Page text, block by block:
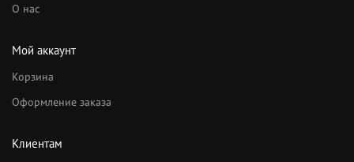
О нас
Мой аккаунт
Корзина
Оформление заказа
Клиентам